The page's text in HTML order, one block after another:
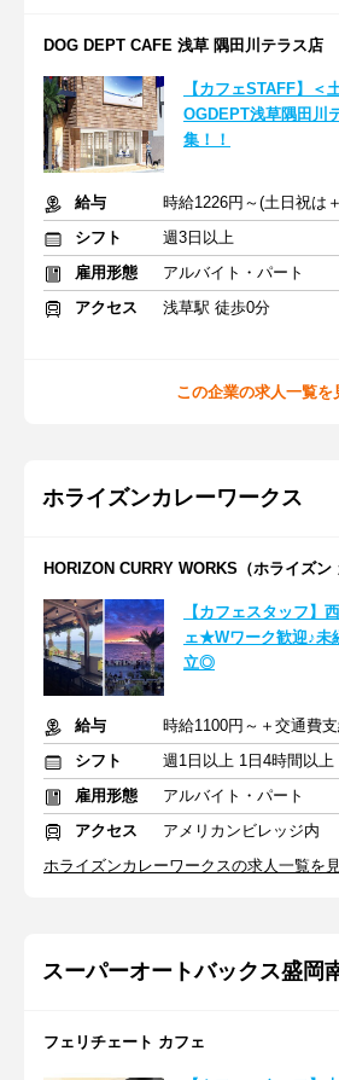
DOG DEPT CAFE 浅草 隅田川テラス店
【カフェSTAFF】＜
OGDEPT浅草隅田川
集！！
給与
シフト
週3日以上
雇用形態
アルバイト・パート
アクセス
浅草駅 徒歩0分
この企業の求人一覧を
ホライズンカレーワークス
HORIZON CURRY WORKS（ホライズン
【カフェスタッフ】
ェ★Wワーク歓迎♪
立◎
給与
シフト
雇用形態
アルバイト・パート
アクセス
アメリカンビレッジ内
ホライズンカレーワークスの求人一覧を
スーパーオートバックス盛岡
フェリチェート カフェ